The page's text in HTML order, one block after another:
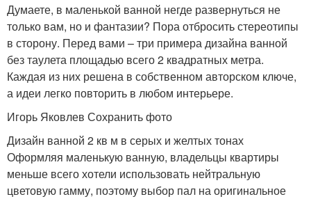
Думаете, в маленькой ванной негде развернуться не
только вам, но и фантазии? Пора отбросить стереотипы
в сторону. Перед вами – три примера дизайна ванной
без таулета площадью всего 2 квадратных метра.
Каждая из них решена в собственном авторском ключе,
а идеи легко повторить в любом интерьере.
Игорь Яковлев Сохранить фото
Дизайн ванной 2 кв м в серых и желтых тонах
Оформляя маленькую ванную, владельцы квартиры
меньше всего хотели использовать нейтральную
цветовую гамму, поэтому выбор пал на оригинальное